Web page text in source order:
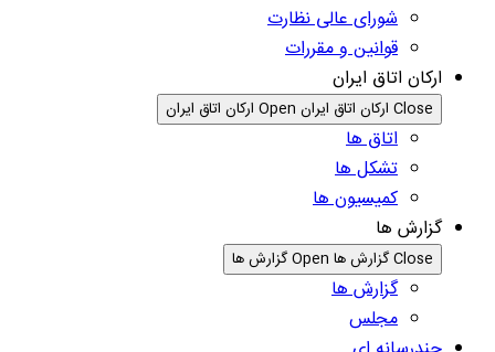
شورای عالی نظارت
قوانین و مقررات
ارکان اتاق ایران
Close ارکان اتاق ایران Open ارکان اتاق ایران
اتاق ها
تشکل ها
کمیسیون ها
گزارش ها
Close گزارش ها Open گزارش ها
گزارش ها
مجلس